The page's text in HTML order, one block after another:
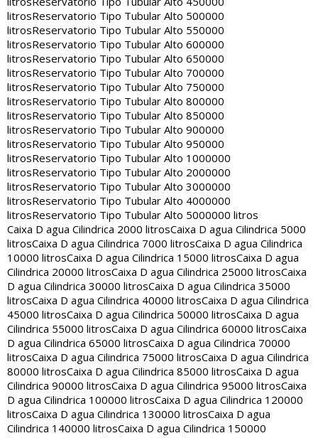
litrosReservatorio Tipo Tubular Alto 500000
litrosReservatorio Tipo Tubular Alto 550000
litrosReservatorio Tipo Tubular Alto 600000
litrosReservatorio Tipo Tubular Alto 650000
litrosReservatorio Tipo Tubular Alto 700000
litrosReservatorio Tipo Tubular Alto 750000
litrosReservatorio Tipo Tubular Alto 800000
litrosReservatorio Tipo Tubular Alto 850000
litrosReservatorio Tipo Tubular Alto 900000
litrosReservatorio Tipo Tubular Alto 950000
litrosReservatorio Tipo Tubular Alto 1000000
litrosReservatorio Tipo Tubular Alto 2000000
litrosReservatorio Tipo Tubular Alto 3000000
litrosReservatorio Tipo Tubular Alto 4000000
litrosReservatorio Tipo Tubular Alto 5000000 litros
Caixa D agua Cilindrica 2000 litrosCaixa D agua Cilindrica 5000
litrosCaixa D agua Cilindrica 7000 litrosCaixa D agua Cilindrica
10000 litrosCaixa D agua Cilindrica 15000 litrosCaixa D agua
Cilindrica 20000 litrosCaixa D agua Cilindrica 25000 litrosCaixa
D agua Cilindrica 30000 litrosCaixa D agua Cilindrica 35000
litrosCaixa D agua Cilindrica 40000 litrosCaixa D agua Cilindrica
45000 litrosCaixa D agua Cilindrica 50000 litrosCaixa D agua
Cilindrica 55000 litrosCaixa D agua Cilindrica 60000 litrosCaixa
D agua Cilindrica 65000 litrosCaixa D agua Cilindrica 70000
litrosCaixa D agua Cilindrica 75000 litrosCaixa D agua Cilindrica
80000 litrosCaixa D agua Cilindrica 85000 litrosCaixa D agua
Cilindrica 90000 litrosCaixa D agua Cilindrica 95000 litrosCaixa
D agua Cilindrica 100000 litrosCaixa D agua Cilindrica 120000
litrosCaixa D agua Cilindrica 130000 litrosCaixa D agua
Cilindrica 140000 litrosCaixa D agua Cilindrica 150000